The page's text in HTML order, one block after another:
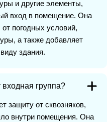
и другие элементы,
вход в помещение. Она
погодных условий,
а также добавляет
здания.
группа?
защиту от сквозняков,
внутри помещения. Она